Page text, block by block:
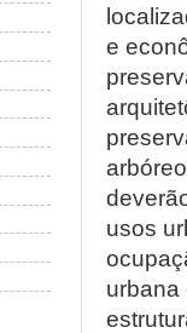
e
usos
urbana